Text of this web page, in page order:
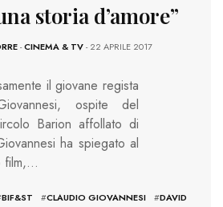
storia d’amore”
-CINEMA & TV- 22 APRILE 2017
il giovane regista
ospite del
Barion affollato di
ha spiegato al
film,…
BIF&ST #CLAUDIO GIOVANNESI #DAVID